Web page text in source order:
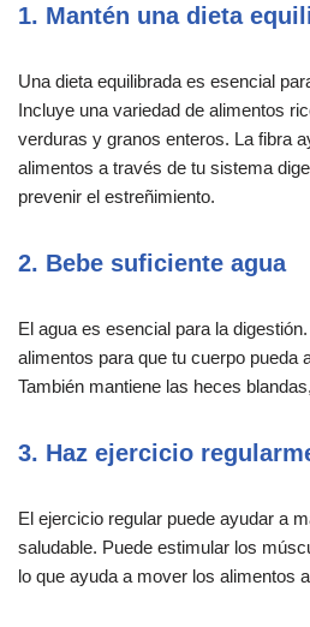
1. Mantén una dieta
Una dieta equilibrada es esencial
Incluye una variedad de alimentos
verduras y granos enteros. La fibra
alimentos a través de tu sistema
prevenir el estreñimiento.
2. Bebe suficiente agua
El agua es esencial para la
alimentos para que tu cuerpo pueda
También mantiene las heces
3. Haz ejercicio
El ejercicio regular puede ayudar a
saludable. Puede estimular los
lo que ayuda a mover los alimentos